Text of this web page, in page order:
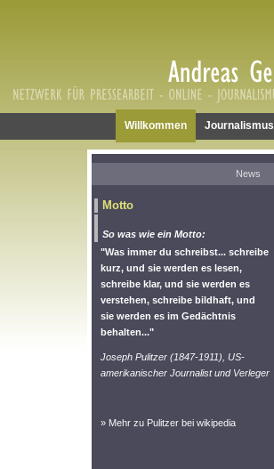
Willkommen Journalismus
News
Motto
So was wie ein Motto:
"Was immer du schreibst... schreibe
kurz, und sie werden es lesen,
schreibe klar, und sie werden es
verstehen, schreibe bildhaft, und
sie werden es im Gedächtnis
behalten..."
Joseph Pulitzer (1847-1911), US-
amerikanischer Journalist und Verleger
» Mehr zu Pulitzer bei wikipedia